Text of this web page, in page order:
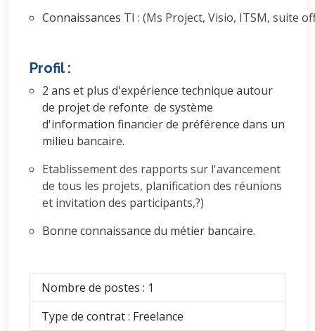
Connaissances TI : (Ms Project, Visio, ITSM, suite
Profil :
2 ans et plus d'expérience technique autour
de projet de refonte de système
d'information financier de préférence dans un
milieu bancaire.
Etablissement des rapports sur l'avancement
de tous les projets, planification des réunions
et invitation des participants,?)
Bonne connaissance du métier bancaire.
Nombre de postes : 1
Type de contrat : Freelance